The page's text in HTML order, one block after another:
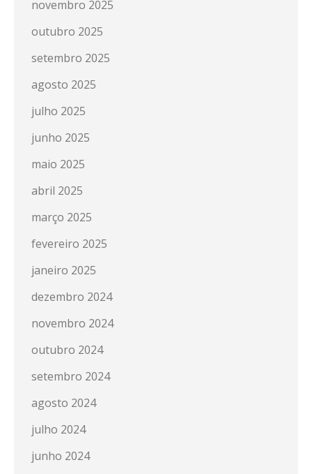
novembro 2025
outubro 2025
setembro 2025
agosto 2025
julho 2025
junho 2025
maio 2025
abril 2025
março 2025
fevereiro 2025
janeiro 2025
dezembro 2024
novembro 2024
outubro 2024
setembro 2024
agosto 2024
julho 2024
junho 2024